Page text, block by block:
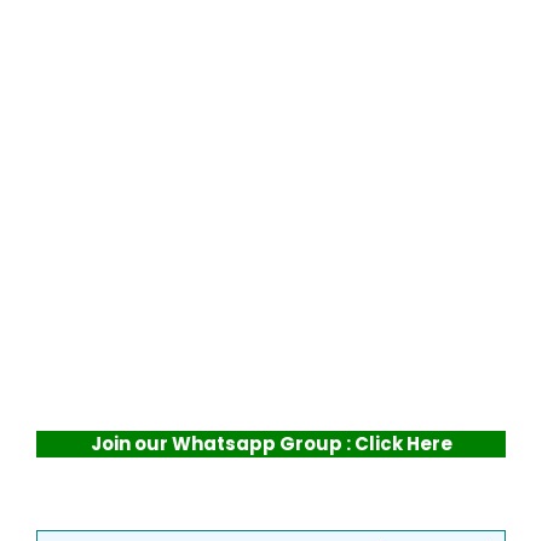
Join our Whatsapp Group : Click Here